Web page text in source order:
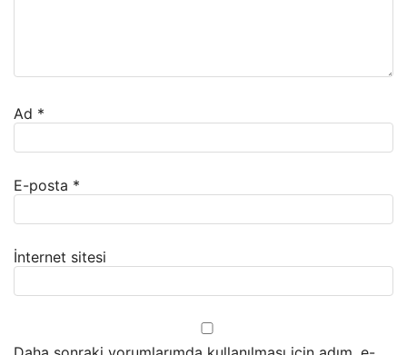
Ad *
E-posta *
İnternet sitesi